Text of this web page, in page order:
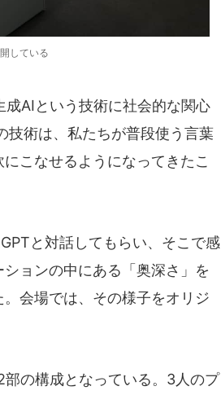
している
AIという技術に社会的な関心
技術は、私たちが普段使う言葉
こなせるようになってきたこ
と対話してもらい、そこで感
ョンの中にある「奥深さ」を
会場では、その様子をオリジ
の構成となっている。3人のプ